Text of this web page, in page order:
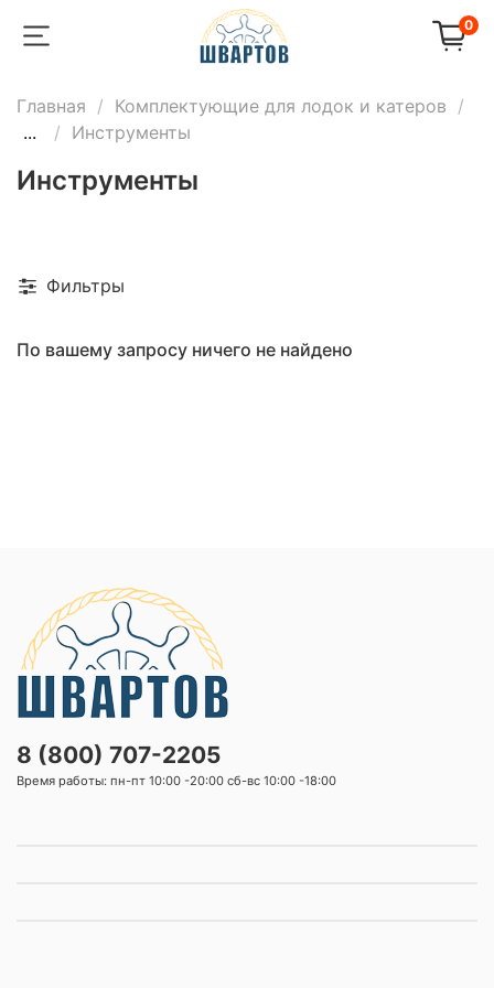
0
Главная
Комплектующие для лодок и катеров
...
Инструменты
Инструменты
Фильтры
По вашему запросу ничего не найдено
8 (800) 707-2205
Время работы: пн-пт 10:00 -20:00 сб-вс 10:00 -18:00